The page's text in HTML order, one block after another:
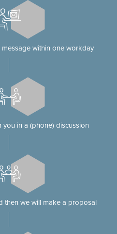
message within one workday
you in a (phone) discussion
then we will make a proposal